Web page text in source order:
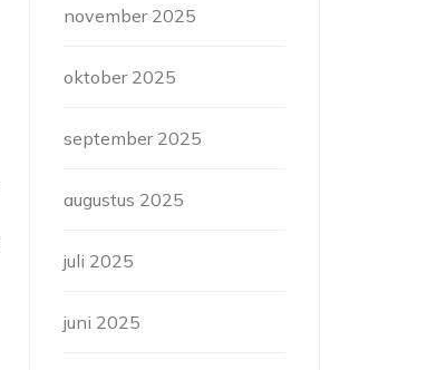
november 2025
oktober 2025
september 2025
augustus 2025
juli 2025
juni 2025